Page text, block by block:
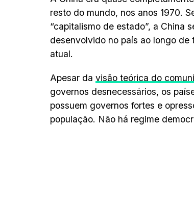
resto do mundo, nos anos 1970.
“capitalismo de estado”, a China
desenvolvido no país ao longo
atual.
Apesar da visão teórica do
governos desnecessários, os
possuem governos fortes e
população. Não há regime